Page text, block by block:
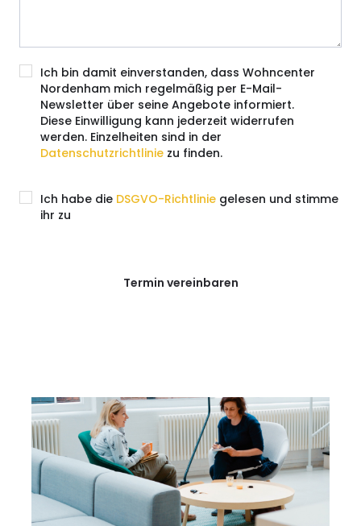
Ich bin damit einverstanden, dass Wohncenter
Nordenham mich regelmäßig per E-Mail-
Newsletter über seine Angebote informiert.
Diese Einwilligung kann jederzeit widerrufen
werden. Einzelheiten sind in der
Datenschutzrichtlinie zu finden.
Ich habe die DSGVO-Richtlinie gelesen und stimme
ihr zu
Termin vereinbaren